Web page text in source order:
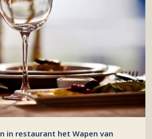
in restaurant het Wapen van